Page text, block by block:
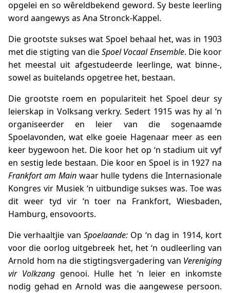
opgelei en so wêreldbekend geword. Sy beste leerling
word aangewys as Ana Stronck-Kappel.
Die grootste sukses wat Spoel behaal het, was in 1903
met die stigting van dieSpoel Vocaal Ensemble. Die koor
het meestal uit afgestudeerde leerlinge, wat binne-,
sowel as buitelands opgetree het, bestaan.
Die grootste roem en populariteit het Spoel deur sy
leierskap in Volksang verkry. Sedert 1915 was hy al ‘n
organiseerder en leier van die sogenaamde
Spoelavonden, wat elke goeie Hagenaar meer as een
keer bygewoon het. Die koor het op ‘n stadium uit vyf
en sestig lede bestaan. Die koor en Spoel is in 1927 na
Frankfort am Mainwaar hulle tydens die Internasionale
Kongres vir Musiek ‘n uitbundige sukses was. Toe was
dit weer tyd vir ‘n toer na Frankfort, Wiesbaden,
Hamburg, ensovoorts.
Die verhaaltjie van Spoelaande: Op ‘n dag in 1914, kort
voor die oorlog uitgebreek het, het ‘n oudleerling van
Arnold hom na die stigtingsvergadering van Vereniging
vir Volkzanggenooi. Hulle het ‘n leier en inkomste
nodig gehad en Arnold was die aangewese persoon.